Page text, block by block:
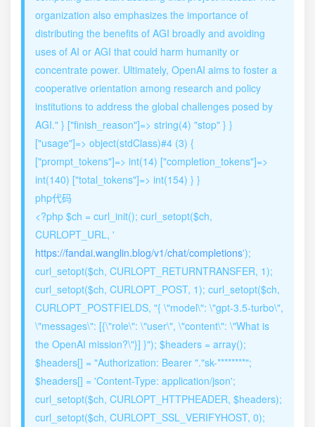
organization also emphasizes the importance of
distributing the benefits of AGI broadly and avoiding
uses of AI or AGI that could harm humanity or
concentrate power. Ultimately, OpenAI aims to foster a
cooperative orientation among research and policy
institutions to address the global challenges posed by
AGI." } ["finish_reason"]=> string(4) "stop" } }
["usage"]=> object(stdClass)#4 (3) {
["prompt_tokens"]=> int(14) ["completion_tokens"]=>
int(140) ["total_tokens"]=> int(154) } }
php代码
<?php $ch = curl_init(); curl_setopt($ch,
CURLOPT_URL, '
https://fandai.wanglin.blog/v1/chat/completions');
curl_setopt($ch, CURLOPT_RETURNTRANSFER, 1);
curl_setopt($ch, CURLOPT_POST, 1); curl_setopt($ch,
CURLOPT_POSTFIELDS, "{ \"model\": \"gpt-3.5-turbo\",
\"messages\": [{\"role\": \"user\", \"content\": \"What is
the OpenAI mission?\"}] }"); $headers = array();
$headers[] = "Authorization: Bearer "."sk-********";
$headers[] = 'Content-Type: application/json';
curl_setopt($ch, CURLOPT_HTTPHEADER, $headers);
curl_setopt($ch, CURLOPT_SSL_VERIFYHOST, 0);